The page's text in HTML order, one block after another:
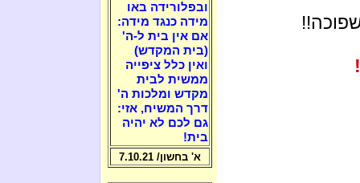
ובפלורידה באו
מידה כנגד מידה:
אם אין בית ל-ה'
(בית המקדש)
ואין כלל ציפייה
ממשית לבית
מקדש ומלכות ה'
דרך המשיח, אזי:
גם לכם לא יהיה
בית!
א' בחשון/ 7.10.21